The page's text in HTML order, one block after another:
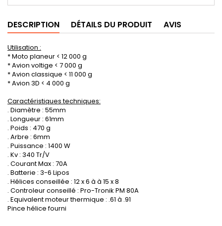
DESCRIPTION DÉTAILS DU PRODUIT AVIS
Utilisation :
* Moto planeur < 12 000 g
* Avion voltige < 7 000 g
* Avion classique < 11 000 g
* Avion 3D < 4 000 g
Caractéristiques techniques:
. Diamètre : 55mm
. Longueur : 61mm
. Poids : 470 g
. Arbre : 6mm
. Puissance : 1400 W
. Kv : 340 Tr/V
. Courant Max : 70A
. Batterie : 3-6 Lipos
. Hélices conseillée : 12 x 6 à à 15 x 8
. Controleur conseillé : Pro-Tronik PM 80A
. Equivalent moteur thermique : .61 à .91
Pince hélice fourni